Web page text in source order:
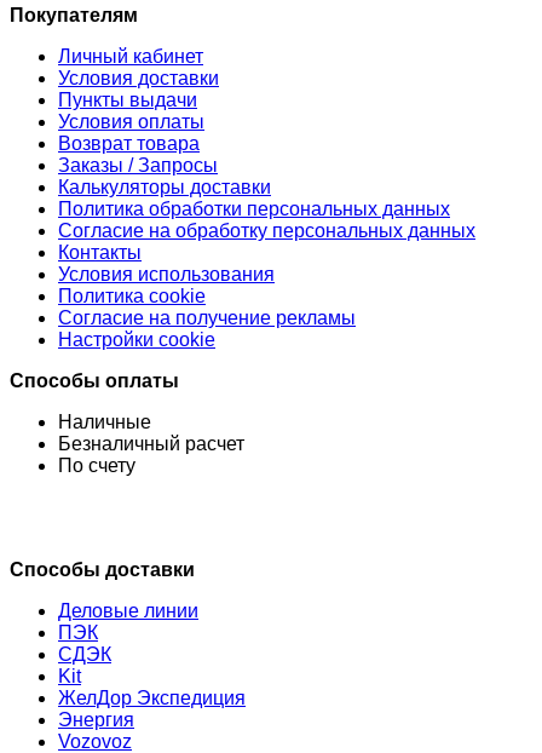
Покупателям
Личный кабинет
Условия доставки
Пункты выдачи
Условия оплаты
Возврат товара
Заказы / Запросы
Калькуляторы доставки
Политика обработки персональных данных
Согласие на обработку персональных данных
Контакты
Условия использования
Политика cookie
Согласие на получение рекламы
Настройки cookie
Способы оплаты
Наличные
Безналичный расчет
По счету
Способы доставки
Деловые линии
ПЭК
СДЭК
Kit
ЖелДор Экспедиция
Энергия
Vozovoz